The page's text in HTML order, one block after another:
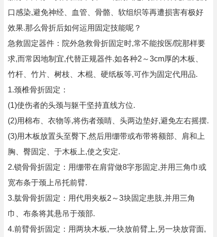
口感染,避免神经、血管、骨骼、软组织等再遭损害有极好
效果.那么骨折后如何运用固定技能呢？
急救固定器件：院外急救骨折固定时,常不能按医/院那样要
求,而常因地制宜,代替正规器件.如各种2～3cm厚的木板、
竹杆、竹片、树枝、木棍、硬纸板等,可作为固定代用品.
1.颈椎骨折固定：
(1)使伤者的头颈与躯干坚持直线方位.
(2)用棉布、衣物等,将伤者颈睛、头两边垫好,避免左右摇摆.
(3)用木板放置头至臀下,然后用绷带或布带将额部、肩和上
胸、臀固定、于木板上,使之安定.
2.锁骨骨折固定：用绷带在肩背做8字形固定,并用三角巾或
宽布条于颈上吊托前臂.
3.肱骨骨折固定：用代用夹板2～3块固定患肢,并用三角
巾、布条将其悬吊于颈部.
4.前臂骨折固定：用两块木板,一块放前臂上,另一块放背面,